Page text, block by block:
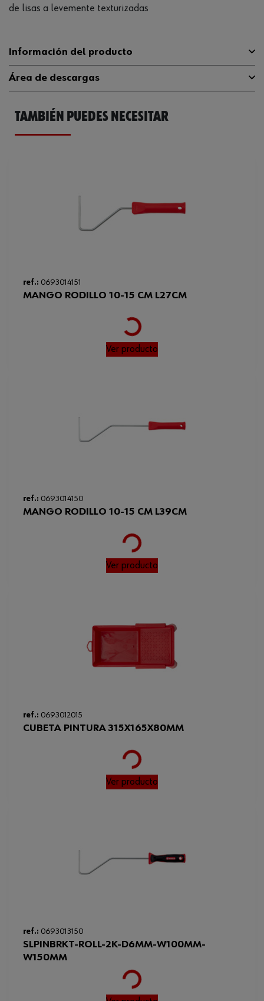
de lisas a levemente texturizadas
Información del producto
Anchura 100 mm
Barniz a base de
Peso del producto (por artículo) 11.400 g
Área de descargas
Catálogo General 069302810
TAMBIÉN PUEDES NECESITAR
ref.: 0693014151
MANGO RODILLO 10-15 CM L27CM
Loading...
Ver producto
ref.: 0693014150
MANGO RODILLO 10-15 CM L39CM
Loading...
Ver producto
ref.: 0693012015
CUBETA PINTURA 315X165X80MM
Loading...
Ver producto
ref.: 0693013150
SLPINBRKT-ROLL-2K-D6MM-W100MM-
W150MM